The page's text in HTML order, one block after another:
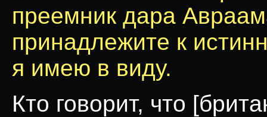
преемник дара
принадлежите к
я имею в виду.
Кто говорит, что